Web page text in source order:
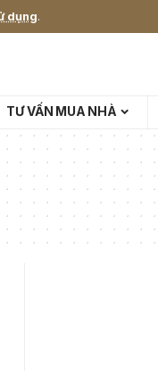
dụng.
TƯ VẤN MUA NHÀ